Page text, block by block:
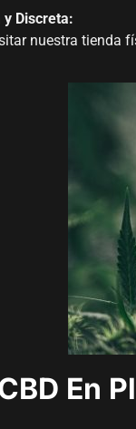
y Discreta:
nuestra tienda
En